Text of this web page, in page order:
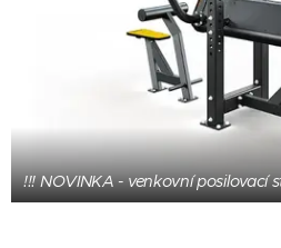
!!! NOVINKA - venkovní posilovací